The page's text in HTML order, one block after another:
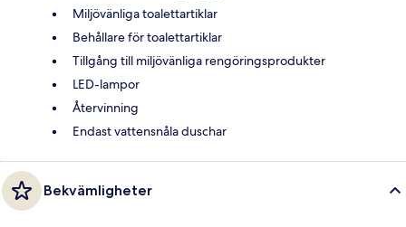
Miljövänliga toalettartiklar
Behållare för toalettartiklar
Tillgång till miljövänliga rengöringsprodukter
LED-lampor
Återvinning
Endast vattensnåla duschar
Bekvämligheter